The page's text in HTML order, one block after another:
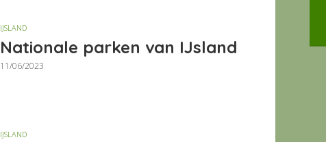
IJSLAND
Nationale parken van IJsland
11/06/2023
IJSLAND